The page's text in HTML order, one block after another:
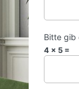
Bitte gib
4 × 5 =